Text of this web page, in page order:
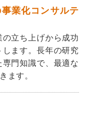
業化コンサルテ
立ち上げから成功
ます。長年の研究
門知識で、最適な
ます。